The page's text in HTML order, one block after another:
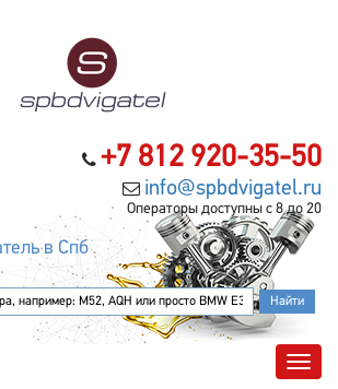
+7 812 920-35-50
info@spbdvigatel.ru
Операторы доступны с 8 до 20
в Спб